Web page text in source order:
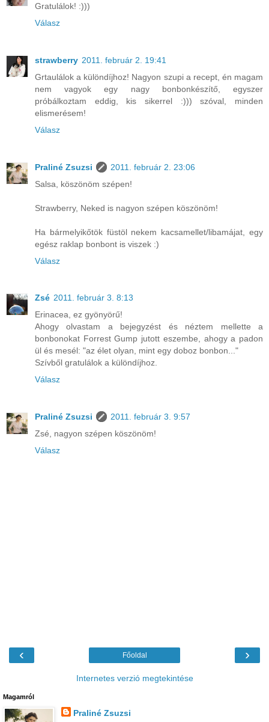
Gratulálok! :)))
Válasz
strawberry 2011. február 2. 19:41
Grtaulálok a különdíjhoz! Nagyon szupi a recept, én magam
nem vagyok egy nagy bonbonkészítő, egyszer
próbálkoztam eddig, kis sikerrel :))) szóval, minden
elismerésem!
Válasz
Praliné Zsuzsi
2011. február 2. 23:06
Salsa, köszönöm szépen!
Strawberry, Neked is nagyon szépen köszönöm!
Ha bármelyikőtök füstöl nekem kacsamellet/libamájat, egy
egész raklap bonbont is viszek :)
Válasz
Zsé 2011. február 3. 8:13
Erinacea, ez gyönyörű!
Ahogy olvastam a bejegyzést és néztem mellette a
bonbonokat Forrest Gump jutott eszembe, ahogy a padon
ül és mesél: "az élet olyan, mint egy doboz bonbon..."
Szívből gratulálok a különdíjhoz.
Válasz
Praliné Zsuzsi
2011. február 3. 9:57
Zsé, nagyon szépen köszönöm!
Válasz
‹ ›
Főoldal
Internetes verzió megtekintése
Magamról
Praliné Zsuzsi